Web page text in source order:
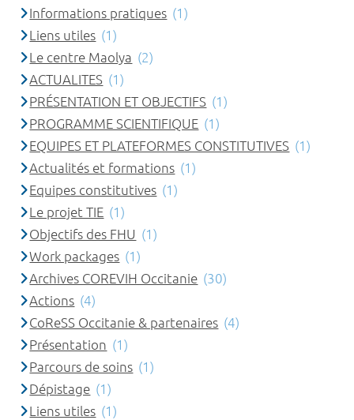
Informations pratiques (1)
Liens utiles (1)
Le centre Maolya (2)
ACTUALITES (1)
PRÉSENTATION ET OBJECTIFS (1)
PROGRAMME SCIENTIFIQUE (1)
EQUIPES ET PLATEFORMES CONSTITUTIVES (1)
Actualités et formations (1)
Equipes constitutives (1)
Le projet TIE (1)
Objectifs des FHU (1)
Work packages (1)
Archives COREVIH Occitanie (30)
Actions (4)
CoReSS Occitanie & partenaires (4)
Présentation (1)
Parcours de soins (1)
Dépistage (1)
Liens utiles (1)